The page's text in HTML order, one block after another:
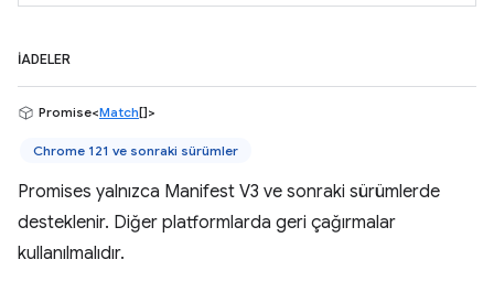
İADELER
Promise<Match[]>
Chrome 121 ve sonraki sürümler
Promises yalnızca Manifest V3 ve sonraki sürümlerde
desteklenir. Diğer platformlarda geri çağırmalar
kullanılmalıdır.